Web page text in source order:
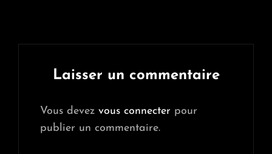
Laisser un commentaire
Vous devez vous connecter pour
publier un commentaire.